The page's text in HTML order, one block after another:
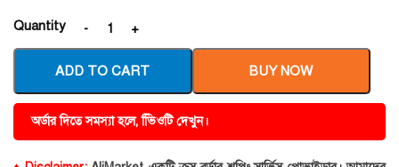
Quantity
ADD TO CART BUY NOW
অর্ডার দিতে সমস্যা হলে, ভিিওটি দেখুন।